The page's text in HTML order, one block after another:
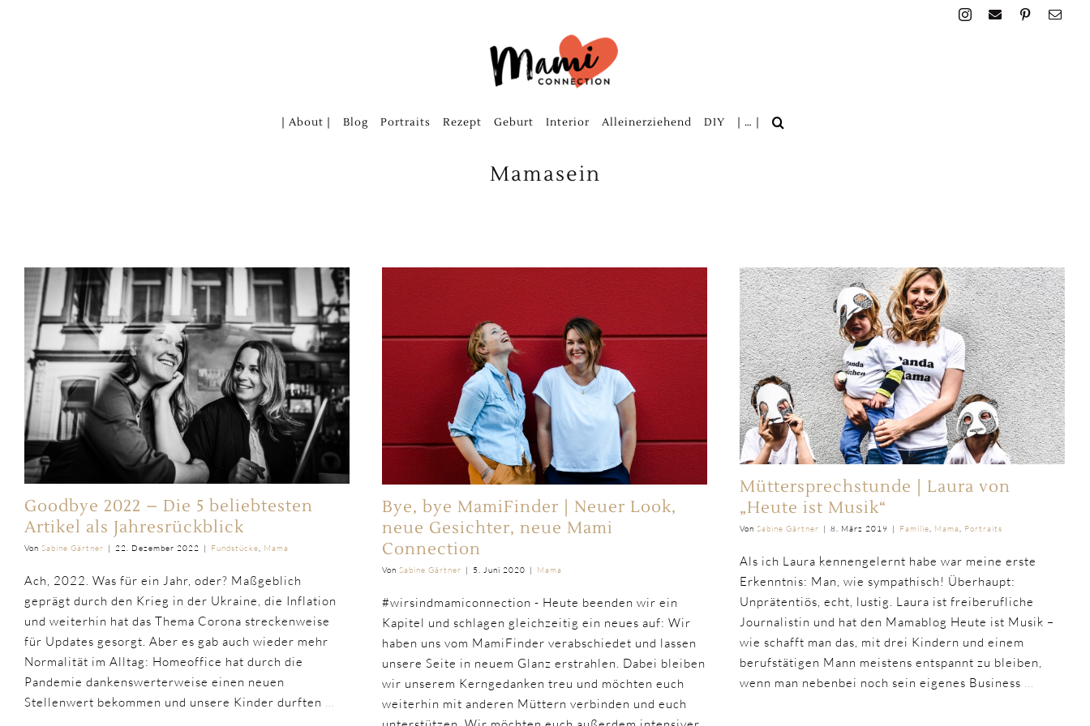
| About | Blog Portraits Rezept Geburt Interior Alleinerziehend DIY | … |
Mamasein
Goodbye 2022 – Die 5 beliebtesten
Artikel als Jahresrückblick
Von Sabine Gärtner | 22. Dezember 2022 | Fundstücke, Mama
Ach, 2022. Was für ein Jahr, oder? Maßgeblich
geprägt durch den Krieg in der Ukraine, die Inflation
und weiterhin hat das Thema Corona streckenweise
für Updates gesorgt. Aber es gab auch wieder mehr
Normalität im Alltag: Homeoffice hat durch die
Pandemie dankenswerterweise einen neuen
Stellenwert bekommen und unsere Kinder durften ...
Bye, bye MamiFinder | Neuer Look,
neue Gesichter, neue Mami
Connection
Von Sabine Gärtner | 5. Juni 2020 | Mama
#wirsindmamiconnection - Heute beenden wir ein
Kapitel und schlagen gleichzeitig ein neues auf: Wir
haben uns vom MamiFinder verabschiedet und lassen
unsere Seite in neuem Glanz erstrahlen. Dabei bleiben
wir unserem Kerngedanken treu und möchten euch
weiterhin mit anderen Müttern verbinden und euch
Müttersprechstunde | Laura von
„Heute ist Musik“
Von Sabine Gärtner | 8. März 2019 | Familie, Mama, Portraits
Als ich Laura kennengelernt habe war meine erste
Erkenntnis: Man, wie sympathisch! Überhaupt:
Unprätentiös, echt, lustig. Laura ist freiberufliche
Journalistin und hat den Mamablog Heute ist Musik –
wie schafft man das, mit drei Kindern und einem
berufstätigen Mann meistens entspannt zu bleiben,
wenn man nebenbei noch sein eigenes Business